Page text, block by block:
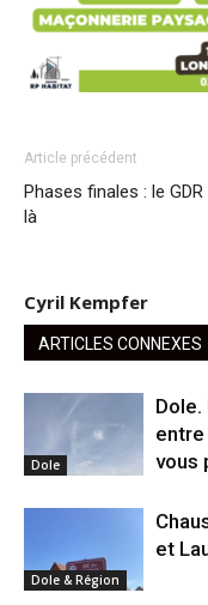
Article précédent
Phases finales : le GDR
là
Cyril Kempfer
ARTICLES CONNEXES
Dole
vous
Dole & Région
et